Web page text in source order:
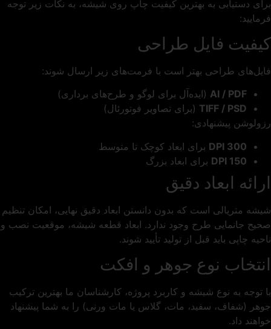
برای دستیابی به بهترین کیفیت چاپ روی شیشه، به نکات زیر توجه
فرمایید:
کیفیت فایل طراحی
فایل‌های طراحی بهتر است با فرمت‌های زیر ارسال شوند:
AI / PDF (ایده‌آل برای لوگو و طرح‌های برداری)
TIFF / PSD (برای تصاویر فوتورئال)
رزولوشن پیشنهادی:
300 DPI
برای ابعاد کوچک تا متوسط
150 DPI
برای ابعاد بزرگ
ارائه ابعاد دقیق
شیشه متریالی است که بدون دانستن ابعاد دقیق نهایی، امکان تنظیم
صحیح جانمایی طرح وجود ندارد. ابعاد قطعه شیشه، موقعیت نصب و
ناحیه چاپی باید قبل از تولید تأیید شوند.
انتخاب نوع جوهر و افکت
با توجه به نوع شیشه و کاربرد پروژه، کارشناسان ما بهترین ترکیب
جوهر (شفاف، سفید، مات، گلاس یا مات ورنی) را به شما پیشنهاد
خواهند داد.